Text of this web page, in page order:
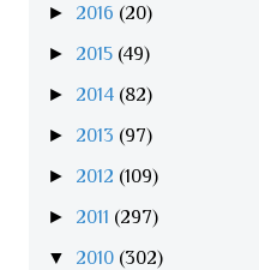
► 2016 (20)
► 2015 (49)
► 2014 (82)
► 2013 (97)
► 2012 (109)
► 2011 (297)
▼ 2010 (302)